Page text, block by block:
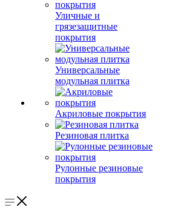
Уличные и
грязезащитные
покрытия
Универсальные
модульная плитка
Акриловые покрытия
Резиновая плитка
Рулонные резиновые
покрытия